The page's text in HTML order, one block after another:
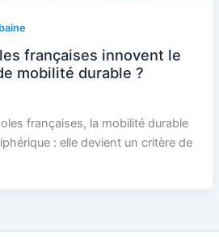
françaises innovent le
mobilité durable ?
françaises, la mobilité durable
: elle devient un critère de